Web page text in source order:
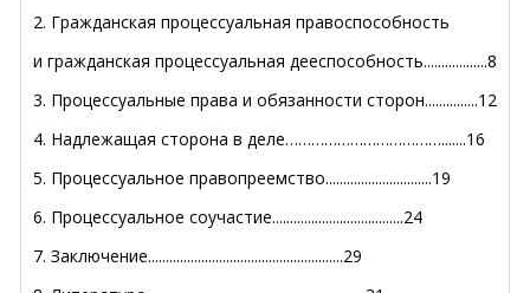
2. Гражданская процессуальная правоспособность
и гражданская процессуальная дееспособность..................8
3. Процессуальные права и обязанности сторон...............12
4. Надлежащая сторона в деле……………………………….......16
5. Процессуальное правопреемство..............................19
6. Процессуальное соучастие.....................................24
7. Заключение.......................................................29